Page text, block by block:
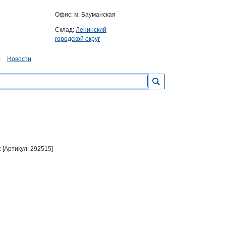
Офис: м. Бауманская
Склад: Ленинский
городской округ
Новости
[Артикул: 292515]